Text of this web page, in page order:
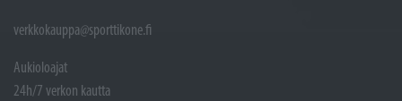
verkkokauppa@sporttikone.fi
Aukioloajat
24h/7 verkon kautta